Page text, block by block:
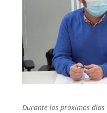
Durante los próximos